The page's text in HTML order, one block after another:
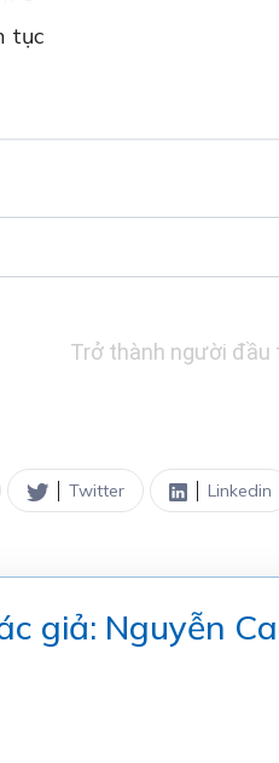
tục
Trở thành người đầu
Twitter Linkedin
giả: Nguyễn